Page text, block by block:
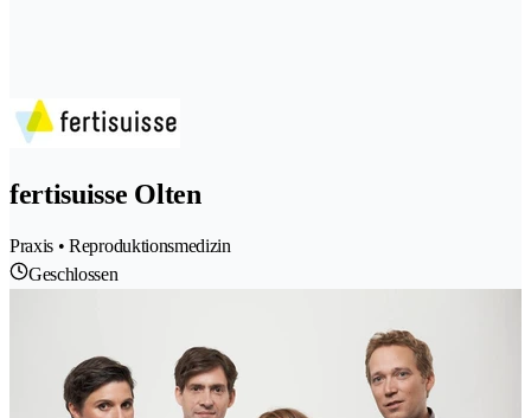
fertisuisse Olten
Praxis • Reproduktionsmedizin
Geschlossen